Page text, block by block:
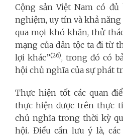
Cộng sản Việt Nam có
nghiệm, uy tín và khả
qua mọi khó khăn, thử
mạng của dân tộc ta đi từ
lợi khác”(26), trong đó có
hội chủ nghĩa của sự phát
Thực hiện tốt các quan
thực hiện được trên thực
chủ nghĩa trong thời kỳ
hội. Điều cần lưu ý là,